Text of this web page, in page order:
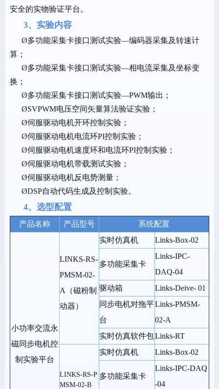
安全的实物验证平台。
3、实验内容
Ø多功能采集卡接口测试实验—编码器采集及转速计
算；
Ø多功能采集卡接口测试实验—相电流采集及坐标变
换；
Ø多功能采集卡接口测试实验—PWM输出；
ØSVPWM电压空间矢量算法验证实验；
Ø伺服驱动电机开环控制实验；
Ø伺服驱动电机电流环PI控制实验；
Ø伺服驱动电机速度环和电流环PI控制实验；
Ø伺服驱动电机带载测试实验；
Ø伺服驱动电机反电势测量；
ØDSP自动代码生成及控制实验。
4、选型配置
产品名称 产品型号 系统配置
小功率交流永
磁同步电机控
制实验平台
LINKS-RS-
PMSM-02-
A
（磁粉制
动器）
实时仿真机 Links-Box-02
多功能采集卡
Links-IPC-
DAQ-04
驱动箱
Links-Deive- 01
同步电机对拖平
台
Links-PMSM-
02-A
实时仿真软件包Links-RT
LINKS-RS-P
MSM-02-B
实时仿真机 Links-Box-02
多功能采集卡
Links-IPC-DAQ
-04